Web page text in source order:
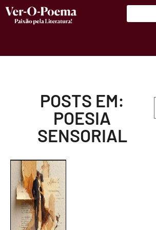
POSTS EM:
POESIA
SENSORIAL